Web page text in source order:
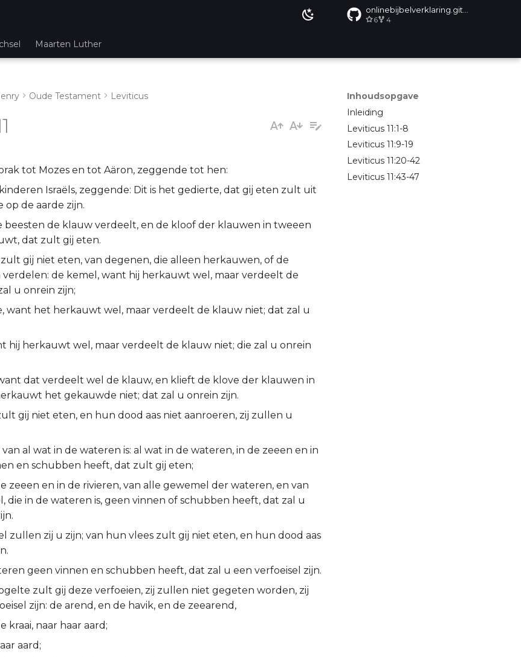
6 4
Maarten Luther
Inhoudsopgave
Inleiding
Leviticus 11:1-8
Leviticus 11:9-19
Leviticus 11:20-42
Leviticus 11:43-47
Oude Testament Leviticus
tot Mozes en tot Aäron, zeggende tot hen:
Israëls, zeggende: Dit is het gedierte, dat gij eten zult uit
op de aarde zijn.
beesten de klauw verdeelt, en de kloof der klauwen in tweeen
dat zult gij eten.
gij niet eten, van degenen, die alleen herkauwen, of de
de kemel, want hij herkauwt wel, maar verdeelt de
u onrein zijn;
want het herkauwt wel, maar verdeelt de klauw niet; dat zal u
hij herkauwt wel, maar verdeelt de klauw niet; die zal u onrein
dat verdeelt wel de klauw, en klieft de klove der klauwen in
het gekauwde niet; dat zal u onrein zijn.
gij niet eten, en hun dood aas niet aanroeren, zij zullen u
al wat in de wateren is: al wat in de wateren, in de zeeen en in
en schubben heeft, dat zult gij eten;
zeeen en in de rivieren, van alle gewemel der wateren, en van
die in de wateren is, geen vinnen of schubben heeft, dat zal u
zullen zij u zijn; van hun vlees zult gij niet eten, en hun dood aas
geen vinnen en schubben heeft, dat zal u een verfoeisel zijn.
zult gij deze verfoeien, zij zullen niet gegeten worden, zij
zijn: de arend, en de havik, en de zeearend,
kraai, naar haar aard;
aard;